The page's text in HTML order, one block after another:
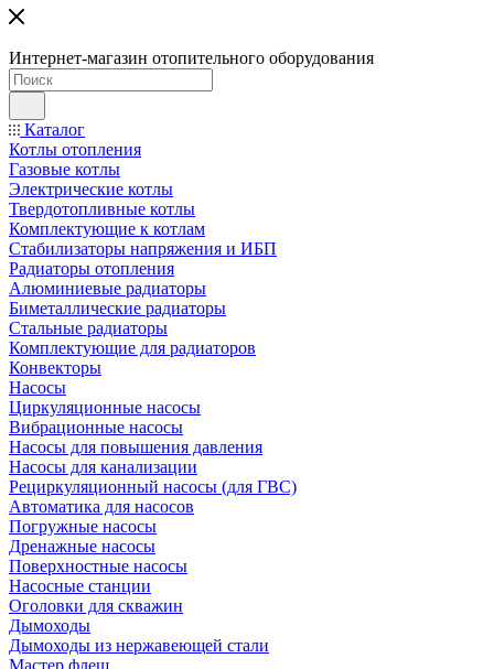
Интернет-магазин отопительного оборудования
Каталог
Котлы отопления
Газовые котлы
Электрические котлы
Твердотопливные котлы
Комплектующие к котлам
Стабилизаторы напряжения и ИБП
Радиаторы отопления
Алюминиевые радиаторы
Биметаллические радиаторы
Стальные радиаторы
Комплектующие для радиаторов
Конвекторы
Насосы
Циркуляционные насосы
Вибрационные насосы
Насосы для повышения давления
Насосы для канализации
Рециркуляционный насосы (для ГВС)
Автоматика для насосов
Погружные насосы
Дренажные насосы
Поверхностные насосы
Насосные станции
Оголовки для скважин
Дымоходы
Дымоходы из нержавеющей стали
Мастер флеш